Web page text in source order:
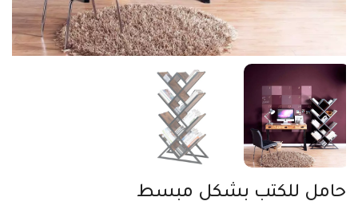
حامل للكتب بشكل مبسط